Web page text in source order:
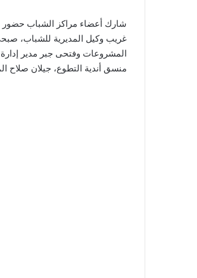
شارك أعضاء مراكز الشباب حضور
غريب وكيل المديرية للشباب،
المشروعات وفتحى جبر مدير
منسق أندية التطوع، جيلان صلاح